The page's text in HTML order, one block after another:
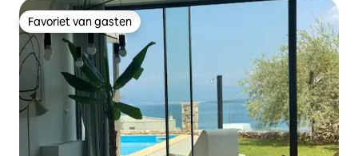
Favoriet van gasten
Favoriet van gasten